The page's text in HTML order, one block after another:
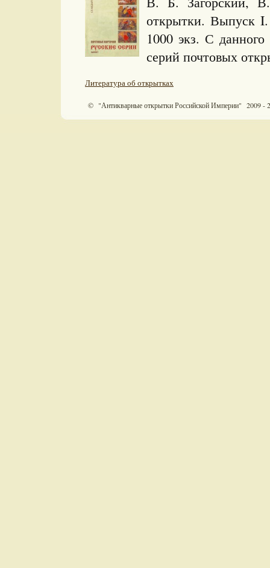
открытки. Выпуск
1000 экз. С данного
серий почтовых
Литература об открытках
© "Антикварные открытки Российской Империи" 2009 -